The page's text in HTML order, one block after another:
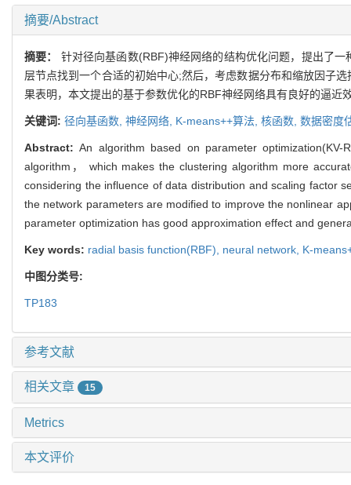
摘要/Abstract
摘要： 针对径向基函数(RBF)神经网络的结构优化问题，提出了
层节点找到一个合适的初始中心;然后，考虑数据分布和缩放因子
果表明，本文提出的基于参数优化的RBF神经网络具有良好的逼近
关键词: 径向基函数, 神经网络, K-means++算法, 核函数, 数据密度
Abstract:An algorithm based on parameter
algorithm， which makes the clustering algorithm more
considering the influence of data distribution and scaling factor
the network parameters are modified to improve the nonlinear
parameter optimization has good approximation effect and
Key words: radial basis function(RBF), neural network, K-
中图分类号:
TP183
参考文献
相关文章 15
Metrics
本文评价